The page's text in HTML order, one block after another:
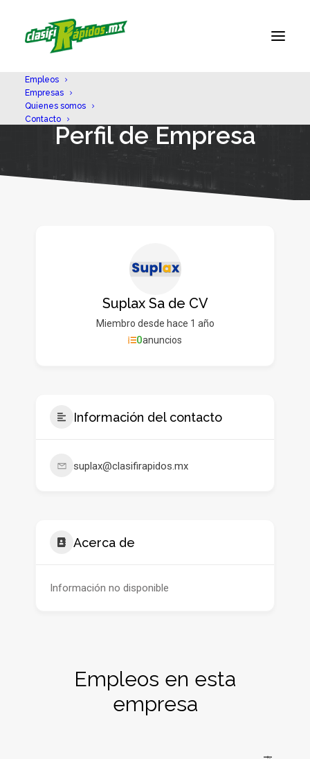
Empleos
Empresas
Quienes somos
Contacto
Perfil de Empresa
Suplax Sa de CV
Miembro desde hace 1 año
0anuncios
Información del contacto
suplax@clasifirapidos.mx
Acerca de
Información no disponible
Empleos en esta
empresa